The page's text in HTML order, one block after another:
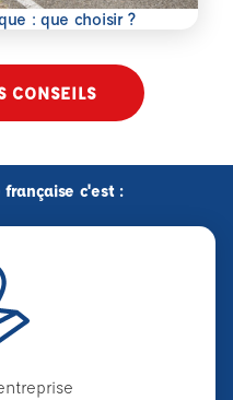
: que choisir ?
CONSEILS
c'est :